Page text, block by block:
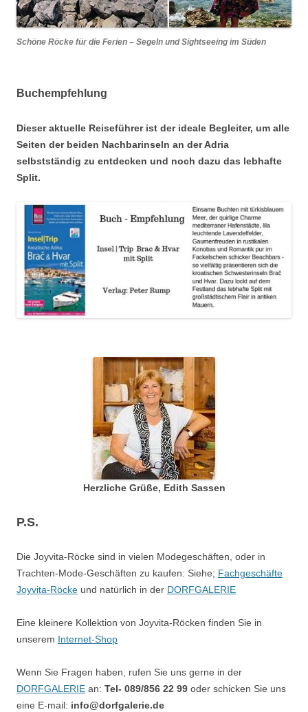
Schöne Röcke für die Ferien – Segeln und Sightseeing im Süden
Buchempfehlung
Dieser aktuelle Reiseführer ist der ideale Begleiter, um alle
Seiten der beiden Nachbarinseln an der Adria
selbstständig zu entdecken und noch dazu das lebhafte
Split.
Herzliche Grüße, Edith Sassen
P.S.
Die Joyvita-Röcke sind in vielen Modegeschäften, oder in
Trachten-Mode-Geschäften zu kaufen: Siehe; Fachgeschäfte
Joyvita-Röcke und natürlich in der DORFGALERIE
Eine kleinere Kollektion von Joyvita-Röcken finden Sie in
unserem Internet-Shop
Wenn Sie Fragen haben, rufen Sie uns gerne in der
DORFGALERIE an: Tel- 089/856 22 99 oder schicken Sie uns
eine E-mail: info@dorfgalerie.de